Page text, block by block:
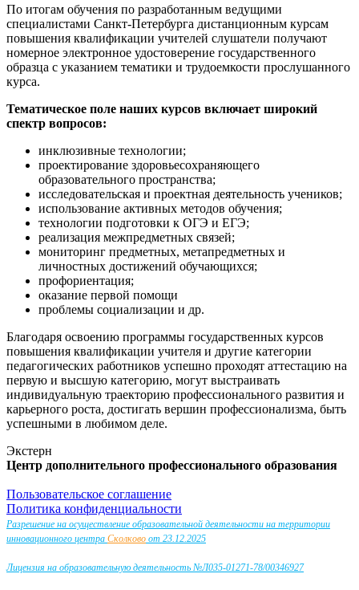
По итогам обучения по разработанным ведущими
специалистами Санкт-Петербурга дистанционным курсам
повышения квалификации учителей слушатели получают
номерное электронное удостоверение государственного
образца с указанием тематики и трудоемкости прослушанного
курса.
Тематическое поле наших курсов включает широкий
спектр вопросов:
инклюзивные технологии;
проектирование здоровьесохраняющего
образовательного пространства;
исследовательская и проектная деятельность учеников;
использование активных методов обучения;
технологии подготовки к ОГЭ и ЕГЭ;
реализация межпредметных связей;
мониторинг предметных, метапредметных и
личностных достижений обучающихся;
профориентация;
оказание первой помощи
проблемы социализации и др.
Благодаря освоению программы государственных курсов
повышения квалификации учителя и другие категории
педагогических работников успешно проходят аттестацию на
первую и высшую категорию, могут выстраивать
индивидуальную траекторию профессионального развития и
карьерного роста, достигать вершин профессионализма, быть
успешными в любимом деле.
Экстерн
Центр дополнительного профессионального образования
Пользовательское соглашение
Политика конфиденциальности
Разрешение на осуществление образовательной деятельности на территории
инновационного центра Сколково от 23.12.2025
Лицензия на образовательную деятельность №Л035-01271-78/00346927